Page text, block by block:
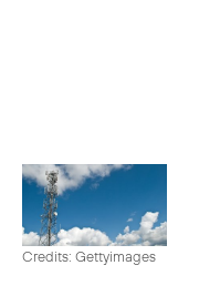
Credits: Gettyimages